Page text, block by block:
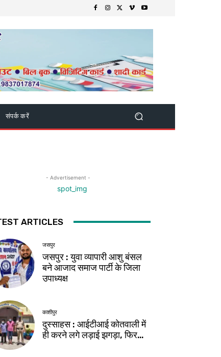
संपर्क करें
- Advertisement -
ARTICLES
जसपुर
जसपुर : युवा व्यापारी आशु बंसल
बने आजाद समाज पार्टी के जिला
उपाध्यक्ष
काशीपुर
दुस्साहस : आईटीआई कोतवाली में
ही करने लगे लड़ाई झगड़ा, फिर…